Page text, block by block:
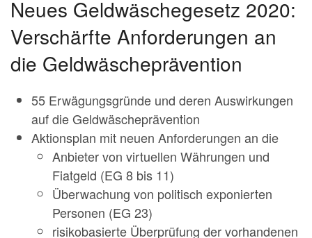
Neues Geldwäschegesetz 2020:
Verschärfte Anforderungen an
die Geldwäscheprävention
55 Erwägungsgründe und deren Auswirkungen
auf die Geldwäscheprävention
Aktionsplan mit neuen Anforderungen an die
Anbieter von virtuellen Währungen und
Fiatgeld (EG 8 bis 11)
Überwachung von politisch exponierten
Personen (EG 23)
risikobasierte Überprüfung der vorhandenen